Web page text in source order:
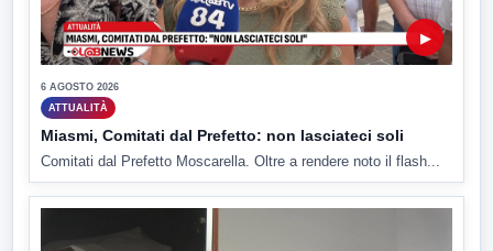
▶
6 AGOSTO 2026
ATTUALITÀ
Miasmi, Comitati dal Prefetto: non lasciateci soli
Comitati dal Prefetto Moscarella. Oltre a rendere noto il flash...